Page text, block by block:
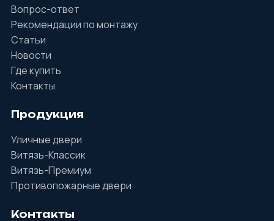
Вопрос-ответ
Рекомендации по монтажу
Статьи
Новости
Где купить
Контакты
Продукция
Уличные двери
Витязь-Классик
Витязь-Премиум
Противопожарные двери
Контакты